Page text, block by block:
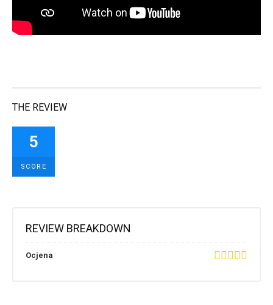
THE REVIEW
5
SCORE
REVIEW BREAKDOWN
Ocjena